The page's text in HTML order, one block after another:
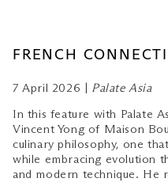
FRENCH
7 April 2026 | Palate Asia
In this feature with Palate
Vincent Yong of Maison
culinary philosophy, one
while embracing evolution
and modern technique. He